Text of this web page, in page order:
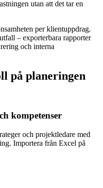
utan att det tar en
per klientuppdrag.
– exporterbara rapporter
och interna
på planeringen
kompetenser
och projektledare med
Importera från Excel på